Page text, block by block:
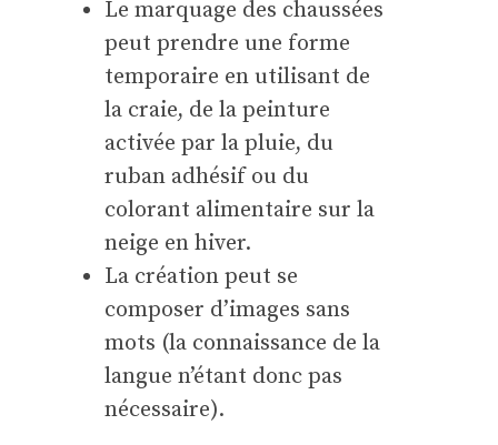
Le marquage des chaussées
peut prendre une forme
temporaire en utilisant de
la craie, de la peinture
activée par la pluie, du
ruban adhésif ou du
colorant alimentaire sur la
neige en hiver.
La création peut se
composer d’images sans
mots (la connaissance de la
langue n’étant donc pas
nécessaire).